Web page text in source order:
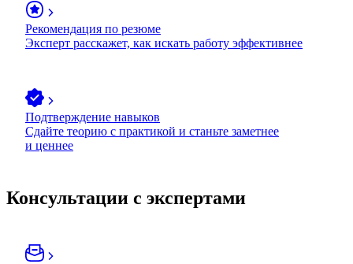
Рекомендация по резюме
Эксперт расскажет, как искать работу эффективнее
Подтверждение навыков
Сдайте теорию с практикой и станьте заметнее
и ценнее
Консультации с экспертами